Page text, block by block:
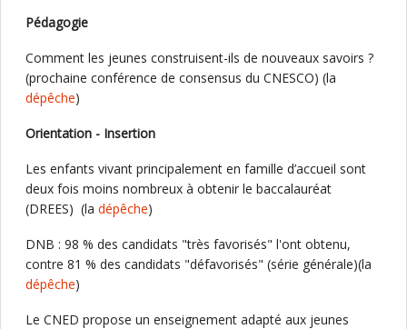
Pédagogie
Comment les jeunes construisent-ils de nouveaux savoirs ?
(prochaine conférence de consensus du CNESCO) (la
dépêche)
Orientation - Insertion
Les enfants vivant principalement en famille d’accueil sont
deux fois moins nombreux à obtenir le baccalauréat
(DREES) (la dépêche)
DNB : 98 % des candidats "très favorisés" l'ont obtenu,
contre 81 % des candidats "défavorisés" (série générale)(la
dépêche)
Le CNED propose un enseignement adapté aux jeunes